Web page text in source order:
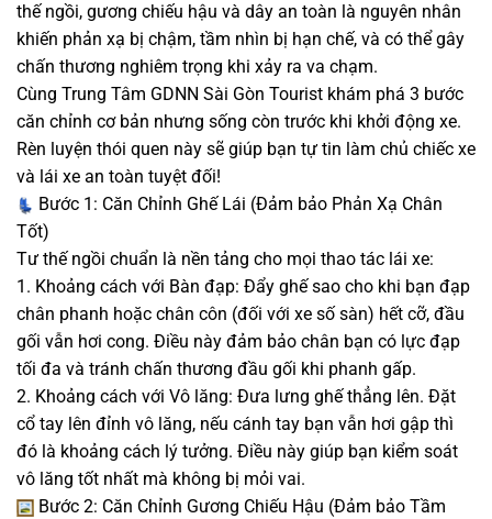
thế ngồi, gương chiếu hậu và dây an toàn là nguyên nhân
khiến phản xạ bị chậm, tầm nhìn bị hạn chế, và có thể gây
chấn thương nghiêm trọng khi xảy ra va chạm.
Cùng Trung Tâm GDNN Sài Gòn Tourist khám phá 3 bước
căn chỉnh cơ bản nhưng sống còn trước khi khởi động xe.
Rèn luyện thói quen này sẽ giúp bạn tự tin làm chủ chiếc xe
và lái xe an toàn tuyệt đối!
Bước 1: Căn Chỉnh Ghế Lái (Đảm bảo Phản Xạ Chân
Tốt)
Tư thế ngồi chuẩn là nền tảng cho mọi thao tác lái xe:
1. Khoảng cách với Bàn đạp: Đẩy ghế sao cho khi bạn đạp
chân phanh hoặc chân côn (đối với xe số sàn) hết cỡ, đầu
gối vẫn hơi cong. Điều này đảm bảo chân bạn có lực đạp
tối đa và tránh chấn thương đầu gối khi phanh gấp.
2. Khoảng cách với Vô lăng: Đưa lưng ghế thẳng lên. Đặt
cổ tay lên đỉnh vô lăng, nếu cánh tay bạn vẫn hơi gập thì
đó là khoảng cách lý tưởng. Điều này giúp bạn kiểm soát
vô lăng tốt nhất mà không bị mỏi vai.
Bước 2: Căn Chỉnh Gương Chiếu Hậu (Đảm bảo Tầm